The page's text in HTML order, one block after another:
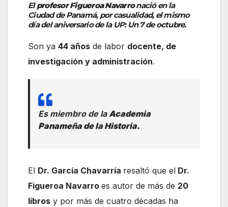
Elprofesor Figueroa Navarronació en la
Ciudad de Panamá, por casualidad, el mismo
día del aniversario de la UP: Un 7 de octubre.
Son ya 44 años de labor docente, de
investigación y administración.
Es miembro de la Academia
Panameña de la Historia.
El Dr. García Chavarría resaltó que el Dr.
Figueroa Navarro es autor de más de 20
libros y por más de cuatro décadas ha